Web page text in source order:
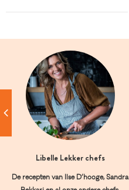
Libelle Lekker chefs
De recepten van Ilse D’hooge, Sandra